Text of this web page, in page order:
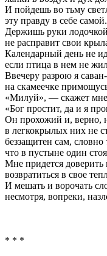
И пойдешь во тьму
эту правду в себе самой.
Держишь руки
не расправит свои
Календарный день не
если птица в нем не
Ввечеру разрою я саван-
на скамеечке
«Милуй», — скажет мне
«Бог простит, да и я
Он прохожий и, верно,
в легкокрылых них не
беззащитен сам, словно
что в пустыне один
Мне придется доверить
возвратиться в свое
И мешать и ворочать
несмотря, вопреки,
* * *